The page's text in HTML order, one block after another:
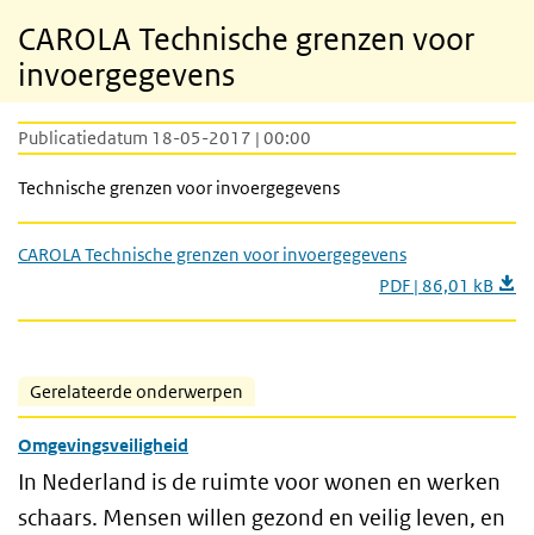
CAROLA Technische grenzen voor
invoergegevens
Publicatiedatum 18-05-2017 | 00:00
Technische grenzen voor invoergegevens
CAROLA Technische grenzen voor invoergegevens
PDF | 86,01 kB
Gerelateerde onderwerpen
Omgevingsveiligheid
In Nederland is de ruimte voor wonen en werken
schaars. Mensen willen gezond en veilig leven, en